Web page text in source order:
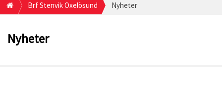
Brf Stenvik Oxelösund Nyheter
Nyheter